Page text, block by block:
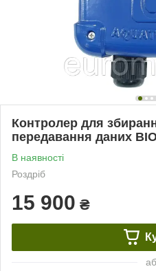
Контролер для
передавання даних
В наявності
Роздріб
15 900 ₴